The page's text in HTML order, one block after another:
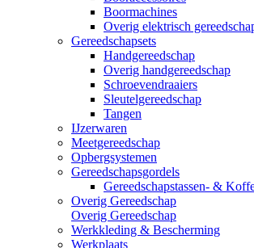
Boormachines
Overig elektrisch
Gereedschapsets
Handgereedschap
Overig handgereedschap
Schroevendraaiers
Sleutelgereedschap
Tangen
IJzerwaren
Meetgereedschap
Opbergsystemen
Gereedschapsgordels
Gereedschapstassen- &
Overig Gereedschap
Overig Gereedschap
Werkkleding & Bescherming
Werkplaats